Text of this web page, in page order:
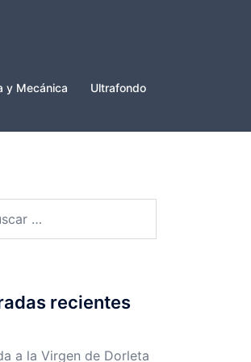
y Mecánica
Ultrafondo
recientes
a la Virgen de Dorleta